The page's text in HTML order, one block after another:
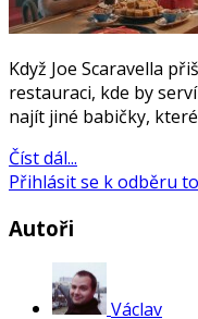
Když Joe Scaravella
restauraci, kde by
najít jiné babičky,
Číst dál...
Přihlásit se k odběru
Autoři
Václav